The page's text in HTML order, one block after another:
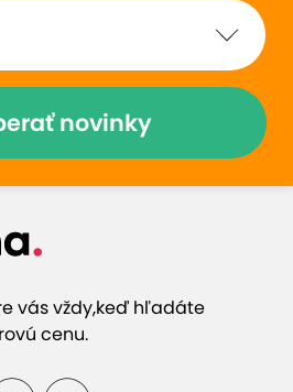
novinky
vás vždy,keď hľadáte
cenu.